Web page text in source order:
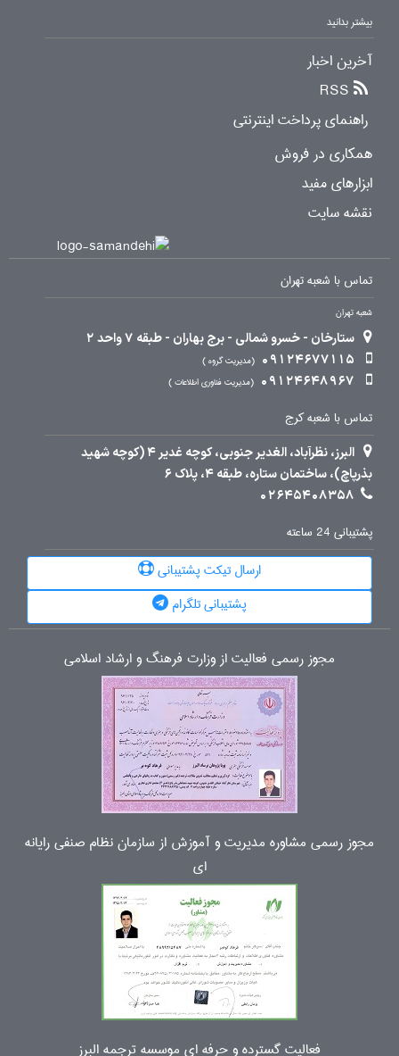
بیشتر بدانید
آخرین اخبار
RSS
راهنمای پرداخت اینترنتی
همکاری در فروش
ابزارهای مفید
نقشه سایت
تماس با شعبه تهران
شعبه تهران
ستارخان - خسرو شمالی - برج بهاران - طبقه 7 واحد 2
09124677115
مدیریت گروه
09124648967 مدیریت فناوری اطلاعات
تماس با شعبه کرج
البرز، نظرآباد، الغدیر جنوبی، کوچه غدیر 4 (کوچه شهید
بذرپاچ)، ساختمان ستاره، طبقه 4، پلاک 6
02645408358
پشتیبانی 24 ساعته
ارسال تیکت پشتیبانی
پشتیبانی تلگرام
مجوز رسمی فعالیت از وزارت فرهنگ و ارشاد اسلامی
مجوز رسمی مشاوره مدیریت و آموزش از سازمان نظام صنفی رایانه
ای
فعالیت گسترده و حرفه ای موسسه ترجمه البرز